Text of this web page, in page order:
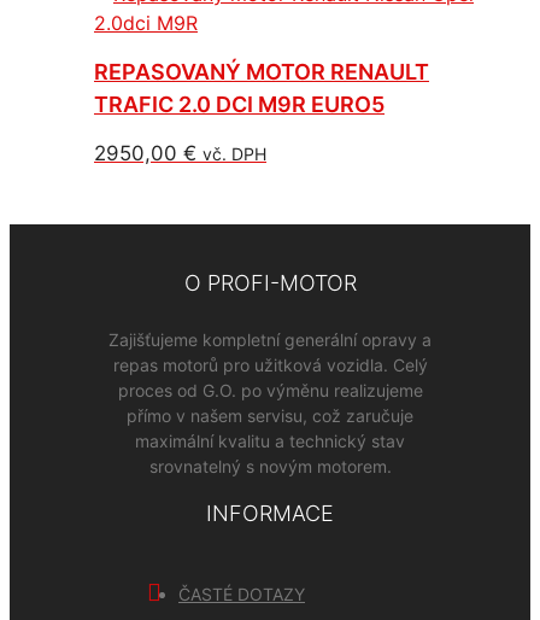
REPASOVANÝ MOTOR RENAULT
TRAFIC 2.0 DCI M9R EURO5
2950,00 € vč. DPH
O PROFI-MOTOR
Zajišťujeme kompletní generální opravy a
repas motorů pro užitková vozidla. Celý
proces od G.O. po výměnu realizujeme
přímo v našem servisu, což zaručuje
maximální kvalitu a technický stav
srovnatelný s novým motorem.
INFORMACE
ČASTÉ DOTAZY